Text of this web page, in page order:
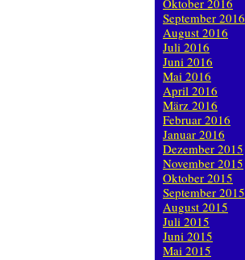
Oktober 2016
September 2016
August 2016
Juli 2016
Juni 2016
Mai 2016
April 2016
März 2016
Februar 2016
Januar 2016
Dezember 2015
November 2015
Oktober 2015
September 2015
August 2015
Juli 2015
Juni 2015
Mai 2015